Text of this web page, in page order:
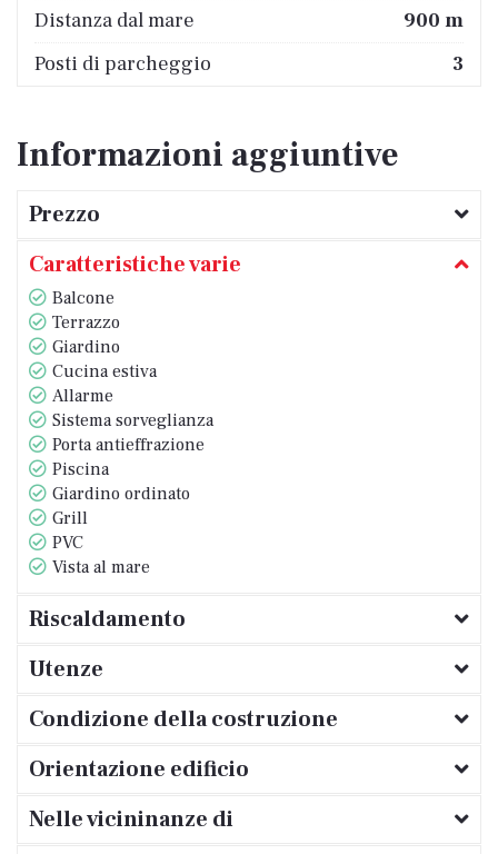
Distanza dal mare
900 m
Posti di parcheggio
3
Informazioni aggiuntive
Prezzo
Caratteristiche varie
Balcone
Terrazzo
Giardino
Cucina estiva
Allarme
Sistema sorveglianza
Porta antieffrazione
Piscina
Giardino ordinato
Grill
PVC
Vista al mare
Riscaldamento
Utenze
Condizione della costruzione
Orientazione edificio
Nelle vicininanze di